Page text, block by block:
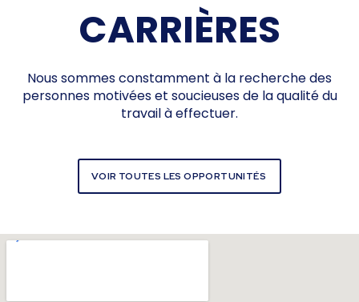
CARRIÈRES
Nous sommes constamment à la recherche des
personnes motivées et soucieuses de la qualité du
travail à effectuer.
VOIR TOUTES LES OPPORTUNITÉS